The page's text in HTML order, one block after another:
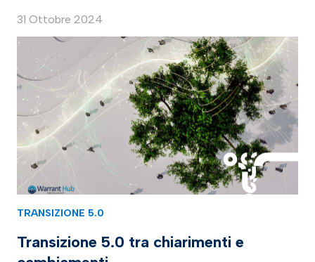
31 Ottobre 2024
TRANSIZIONE 5.0
Transizione 5.0 tra chiarimenti e